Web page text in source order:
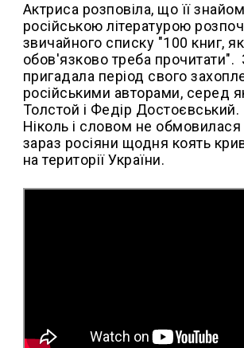
Актриса розповіла, що її
російською літературою
звичайного списку "100 книг,
обов'язково треба прочитати".
пригадала період свого
російськими авторами, серед
Толстой і Федір
Ніколь і словом не обмовилася
зараз росіяни щодня коять
на території України.